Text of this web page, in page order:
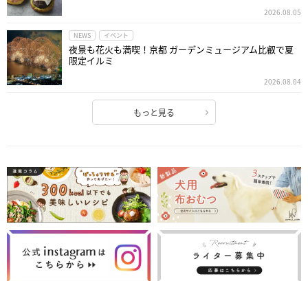
2026.08.05
NEWS イベント
夜景も花火も満喫！京都 ガーデンミュージアム比叡で夏
限定イルミ
2026.08.04
もっと見る